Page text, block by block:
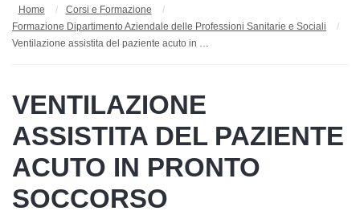
Home
Corsi e Formazione
Formazione Dipartimento Aziendale delle Professioni Sanitarie e Sociali
Ventilazione assistita del paziente acuto in pronto soccorso
VENTILAZIONE
ASSISTITA DEL PAZIENTE
ACUTO IN PRONTO
SOCCORSO